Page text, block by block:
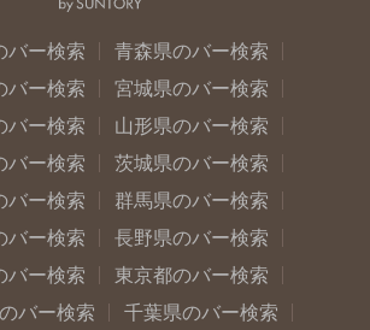
バー検索
青森県のバー検索
バー検索
宮城県のバー検索
バー検索
山形県のバー検索
バー検索
茨城県のバー検索
バー検索
群馬県のバー検索
バー検索
長野県のバー検索
バー検索
東京都のバー検索
バー検索
千葉県のバー検索